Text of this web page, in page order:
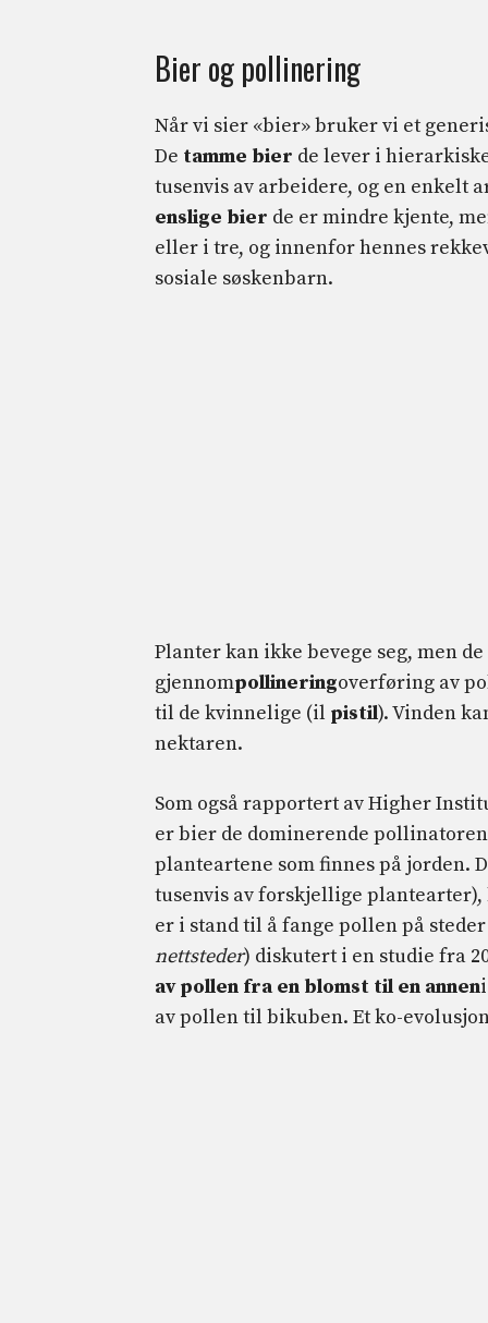
Bier og pollinering
Når vi sier «bier» bruker vi et
De tamme bier de lever i
tusenvis av arbeidere, og en enkelt
enslige bier de er mindre kjente,
eller i tre, og innenfor hennes
sosiale søskenbarn.
Planter kan ikke bevege seg, men
gjennompollineringoverføring av
til de kvinnelige (il pistil). Vinden
nektaren.
Som også rapportert av Higher
er bier de dominerende
planteartene som finnes på jorden.
tusenvis av forskjellige plantearter),
er i stand til å fange pollen på
nettsteder) diskutert i en studie fra
av pollen fra en blomst til en annen
av pollen til bikuben. Et ko-